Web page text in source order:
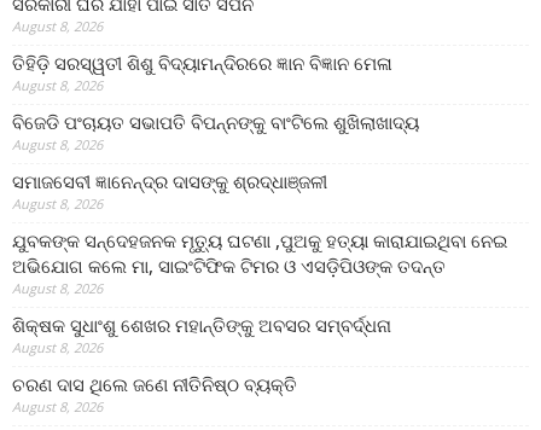
August 8, 2026
ତିହିଡି଼ ସରସ୍ୱତୀ ଶିଶୁ ବିଦ୍ୟାମନ୍ଦିରରେ ଜ୍ଞାନ ବିଜ୍ଞାନ ମେଳା
August 8, 2026
ବିଜେଡି ପଂଚାୟତ ସଭାପତି ବିପନ୍ନଙ୍କୁ ବାଂଟିଲେ ଶୁଖିଲାଖାଦ୍ୟ
August 8, 2026
ସମାଜସେବୀ ଜ୍ଞାନେନ୍ଦ୍ର ଦାସଙ୍କୁ ଶ୍ରଦ୍ଧାଞ୍ଜଳୀ
August 8, 2026
ଯୁବକଙ୍କ ସନ୍ଦେହଜନକ ମୃତ୍ୟୁ ଘଟଣା ,ପୁଅକୁ ହତ୍ୟା କାରାଯାଇଥିବା ନେଇ
ଅଭିଯୋଗ କଲେ ମା, ସାଇଂଟିଫିକ ଟିମର ଓ ଏସଡ଼ିପିଓଙ୍କ ତଦନ୍ତ
August 8, 2026
ଶିକ୍ଷକ ସୁଧାଂଶୁ ଶେଖର ମହାନ୍ତିଙ୍କୁ ଅବସର ସମ୍ବର୍ଦ୍ଧନା
August 8, 2026
ଚରଣ ଦାସ ଥିଲେ ଜଣେ ନୀତିନିଷ୍ଠ ବ୍ୟକ୍ତି
August 8, 2026